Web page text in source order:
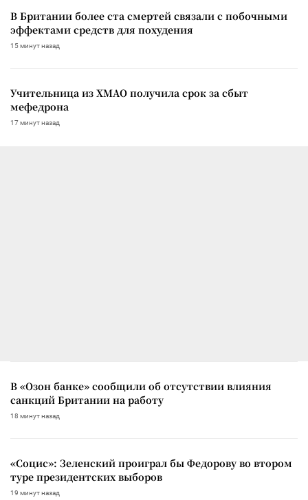
В Британии более ста смертей связали с побочными
эффектами средств для похудения
15 минут назад
Учительница из ХМАО получила срок за сбыт
мефедрона
17 минут назад
В «Озон банке» сообщили об отсутствии влияния
санкций Британии на работу
18 минут назад
«Социс»: Зеленский проиграл бы Федорову во втором
туре президентских выборов
19 минут назад